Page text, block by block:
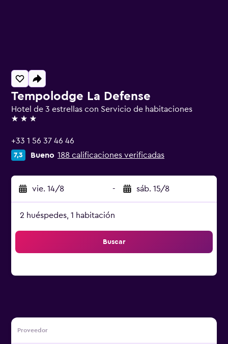
Tempolodge La Defense
Hotel de 3 estrellas con Servicio de habitaciones
3 estrellas
+33 1 56 37 46 46
7,3 Bueno 188 calificaciones verificadas
vie. 14/8 - sáb. 15/8
2 huéspedes, 1 habitación
Buscar
Proveedor